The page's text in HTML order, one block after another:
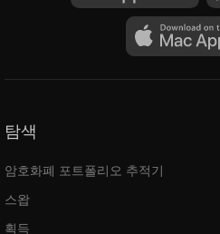
탐색
암호화폐 포트폴리오 추적기
스왑
획득